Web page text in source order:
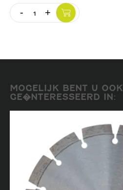
Quantity
- +
MOGELIJK BENT U OOK
GE�NTERESSEERD IN:
Vloer